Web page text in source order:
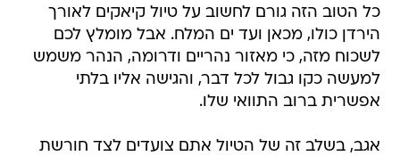
כל הטוב הזה גורם לחשוב על טיול קיאקים לאורך
הירדן כולו, מכאן ועד ים המלח. אבל מומלץ לכם
לשכוח מזה, כי מאזור נהריים ודרומה, הנהר משמש
למעשה כקו גבול לכל דבר, והגישה אליו בלתי
אפשרית ברוב התוואי שלו.
אגב, בשלב זה של הטיול אתם צועדים לצד חורשת